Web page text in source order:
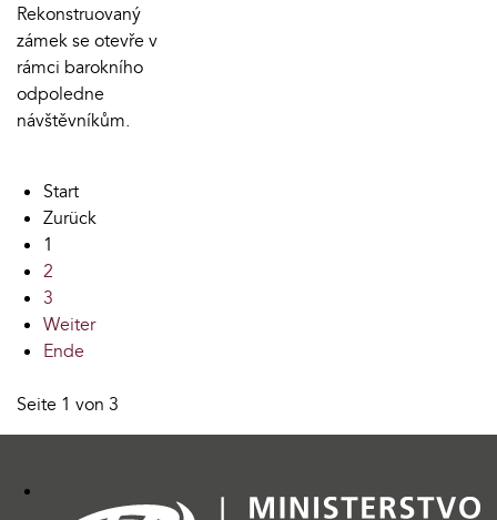
Rekonstruovaný
zámek se otevře v
rámci barokního
odpoledne
návštěvníkům.
Start
Zurück
1
2
3
Weiter
Ende
Seite 1 von 3